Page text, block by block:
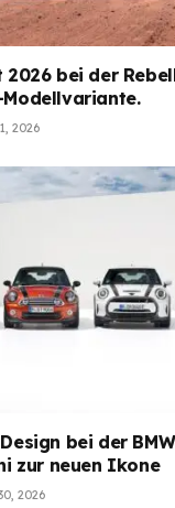
bei der
2026
bei der
zur neuen Ikone
2026